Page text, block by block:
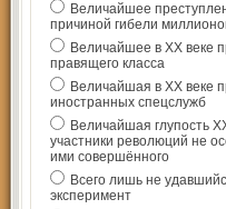
Величайшее
причиной гибели
Величайшее в ХХ веке
правящего класса
Величайшая в ХХ веке
иностранных спецслужб
Величайшая глупость
участники революций не
ими совершённого
Всего лишь не
эксперимент